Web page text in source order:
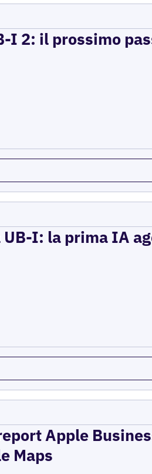
I 2: il prossimo
I: la prima IA
Apple
Maps